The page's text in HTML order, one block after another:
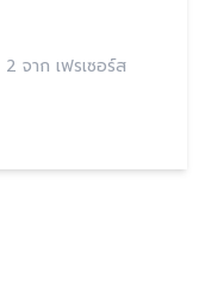
จาก เฟรเซอร์ส